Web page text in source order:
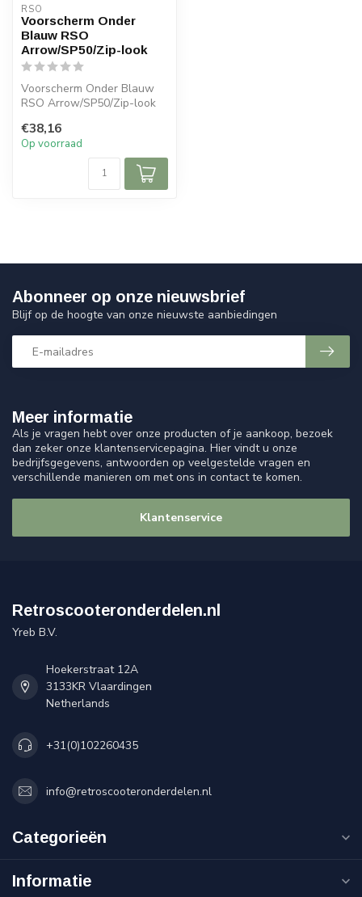
RSO
Voorscherm Onder
Blauw RSO
Arrow/SP50/Zip-look
Voorscherm Onder Blauw
RSO Arrow/SP50/Zip-look
€38,16
Op voorraad
Meer informatie
Als je vragen hebt over onze producten of je aankoop, bezoek
dan zeker onze klantenservicepagina. Hier vindt u onze
bedrijfsgegevens, antwoorden op veelgestelde vragen en
verschillende manieren om met ons in contact te komen.
Klantenservice
Abonneer op onze nieuwsbrief
Blijf op de hoogte van onze nieuwste aanbiedingen
Retroscooteronderdelen.nl
Yreb B.V.
Hoekerstraat 12A
3133KR Vlaardingen
Netherlands
+31(0)102260435
info@retroscooteronderdelen.nl
Categorieën
Informatie